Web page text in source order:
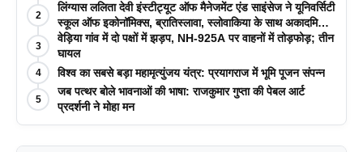
2
लिंग्यास ललिता देवी इंस्टीट्यूट ऑफ मैनेजमेंट एंड साइंसेज ने यूनिवर्सिटी
स्कूल ऑफ इकोनॉमिक्स, ब्रातिस्लावा, स्लोवाकिया के साथ अकादमिक
पत्रिकाओं में प्रकाशन रणनीतियों पर एक दिवसीय कार्यशाला का
आयोजन किया
3
वेड़िया गांव में दो पक्षों में झड़प, NH-925A पर वाहनों में तोड़फोड़; तीन
घायल
4 विश्व का सबसे बड़ा महामृत्युंजय यंत्र: प्रयागराज में भूमि पूजन संपन्न
5
जब पत्थर बोले भावनाओं की भाषा: राजकुमार गुप्ता की पेबल आर्ट
प्रदर्शनी ने मोहा मन